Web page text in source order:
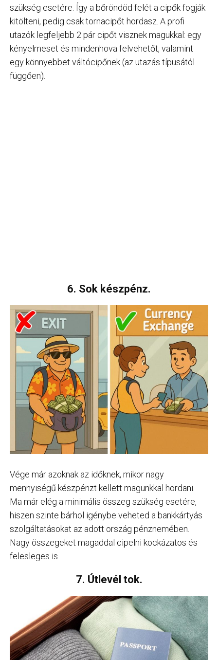
szükség esetére. Így a bőröndöd felét a cipők fogják
kitölteni, pedig csak tornacipőt hordasz. A profi
utazók legfeljebb 2 pár cipőt visznek magukkal: egy
kényelmeset és mindenhova felvehetőt, valamint
egy könnyebbet váltócipőnek (az utazás típusától
függően).
6. Sok készpénz.
Vége már azoknak az időknek, mikor nagy
mennyiségű készpénzt kellett magunkkal hordani.
Ma már elég a minimális összeg szükség esetére,
hiszen szinte bárhol igénybe veheted a bankkártyás
szolgáltatásokat az adott ország pénznemében.
Nagy összegeket magaddal cipelni kockázatos és
felesleges is.
7. Útlevél tok.